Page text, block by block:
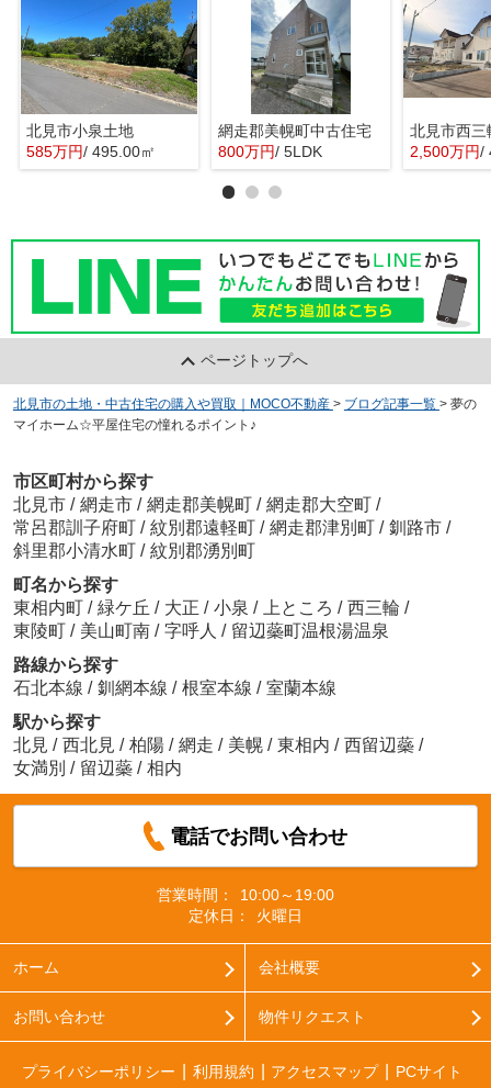
北見市小泉土地
585万円/ 495.00㎡
網走郡美幌町中古住宅
800万円/ 5LDK
北見市西三
2,500万円/
ページトップへ
北見市の土地・中古住宅の購入や買取｜MOCO不動産 > ブログ記事一覧 > 夢の
マイホーム☆平屋住宅の憧れるポイント♪
市区町村から探す
北見市 / 網走市 / 網走郡美幌町 / 網走郡大空町 /
常呂郡訓子府町 / 紋別郡遠軽町 / 網走郡津別町 / 釧路市 /
斜里郡小清水町 / 紋別郡湧別町
町名から探す
東相内町 / 緑ケ丘 / 大正 / 小泉 / 上ところ / 西三輪 /
東陵町 / 美山町南 / 字呼人 / 留辺蘂町温根湯温泉
路線から探す
石北本線 / 釧網本線 / 根室本線 / 室蘭本線
駅から探す
北見 / 西北見 / 柏陽 / 網走 / 美幌 / 東相内 / 西留辺蘂 /
女満別 / 留辺蘂 / 相内
電話でお問い合わせ
営業時間：
10:00～19:00
定休日：
火曜日
ホーム 会社概要
お問い合わせ 物件リクエスト
プライバシーポリシー 利用規約 アクセスマップ
PCサイト